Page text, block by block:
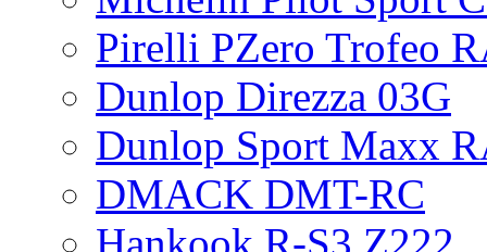
Pirelli PZero Trofeo
Dunlop Direzza 03G
Dunlop Sport Maxx
DMACK DMT-RC
Hankook R-S3 Z222